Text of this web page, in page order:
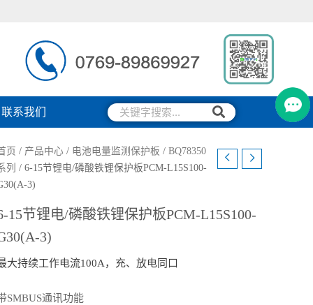
联系我们
搜
索
搜
索
页 / 产品中心 / 电池电量监测保护板 / BQ78350
列 / 6-15节锂电/磷酸铁锂保护板PCM-L15S100-
3)
15节锂电/磷酸铁锂保护板PCM-L15S100-
3)
大持续工作电流100A，充、放电同口
SMBUS通讯功能